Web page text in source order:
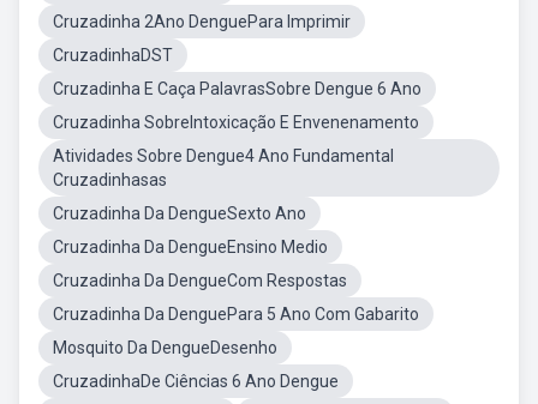
Cruzadinha 2Ano DenguePara Imprimir
CruzadinhaDST
Cruzadinha E Caça PalavrasSobre Dengue 6 Ano
Cruzadinha SobreIntoxicação E Envenenamento
Atividades Sobre Dengue4 Ano Fundamental
Cruzadinhasas
Cruzadinha Da DengueSexto Ano
Cruzadinha Da DengueEnsino Medio
Cruzadinha Da DengueCom Respostas
Cruzadinha Da DenguePara 5 Ano Com Gabarito
Mosquito Da DengueDesenho
CruzadinhaDe Ciências 6 Ano Dengue